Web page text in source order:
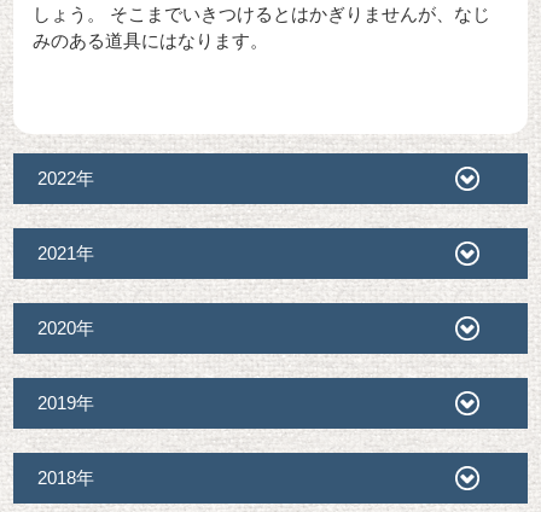
しょう。 そこまでいきつけるとはかぎりませんが、なじ
みのある道具にはなります。
2022年
2021年
2020年
2019年
2018年